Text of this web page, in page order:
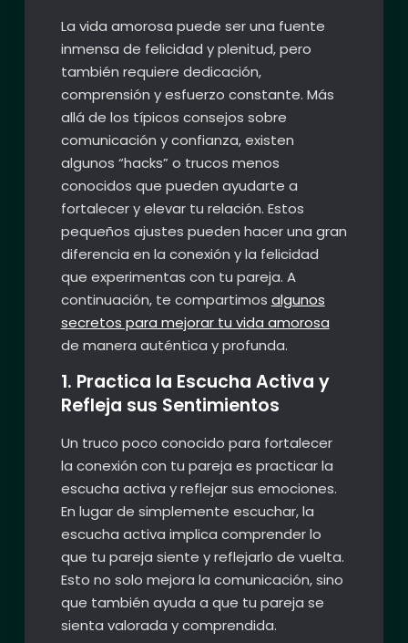
La vida amorosa puede ser una fuente
inmensa de felicidad y plenitud, pero
también requiere dedicación,
comprensión y esfuerzo constante. Más
allá de los típicos consejos sobre
comunicación y confianza, existen
algunos “hacks” o trucos menos
conocidos que pueden ayudarte a
fortalecer y elevar tu relación. Estos
pequeños ajustes pueden hacer una gran
diferencia en la conexión y la felicidad
que experimentas con tu pareja. A
continuación, te compartimos algunos
secretos para mejorar tu vida amorosa
de manera auténtica y profunda.
1. Practica la Escucha Activa y
Refleja sus Sentimientos
Un truco poco conocido para fortalecer
la conexión con tu pareja es practicar la
escucha activa y reflejar sus emociones.
En lugar de simplemente escuchar, la
escucha activa implica comprender lo
que tu pareja siente y reflejarlo de vuelta.
Esto no solo mejora la comunicación, sino
que también ayuda a que tu pareja se
sienta valorada y comprendida.